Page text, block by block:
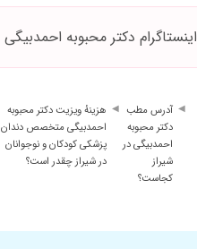
اینستاگرام دکتر محبوبه احمدبیگی
آدرس مطب
دکتر محبوبه
احمدبیگی در
شیراز
کجاست؟
هزینهٔ ویزیت دکتر محبوبه
احمدبیگی متخصص دندان
پزشکی کودکان و نوجوانان
در شیراز چقدر است؟